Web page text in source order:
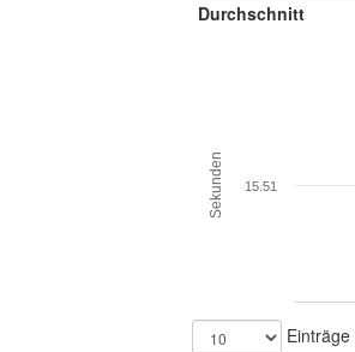
Durchschnitt
Sekunden 15.51